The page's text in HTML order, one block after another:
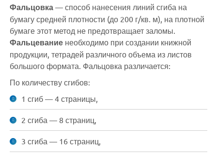
Фальцовка — способ нанесения линий сгиба на
бумагу средней плотности (до 200 г/кв. м), на плотной
бумаге этот метод не предотвращает заломы.
Фальцевание необходимо при создании книжной
продукции, тетрадей различного объема из листов
большого формата. Фальцовка различается:
По количеству сгибов:
1 сгиб — 4 страницы,
2 сгиба — 8 страниц,
3 сгиба — 16 страниц,